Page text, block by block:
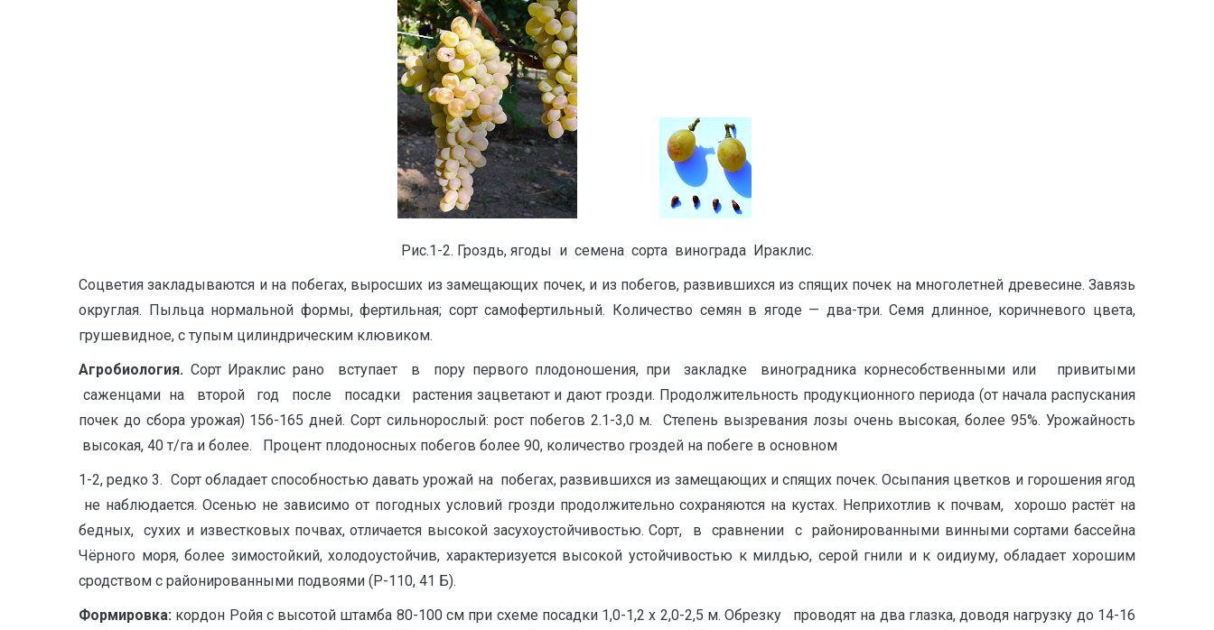
Рис.1-2. Гроздь, ягоды и семена сорта винограда Ираклис.
Соцветия закладываются и на побегах, выросших из замещающих почек, и из побегов, развившихся из спящих почек на многолетней древесине. Завязь
округлая. Пыльца нормальной формы, фертильная; сорт самофертильный. Количество семян в ягоде — два-три. Семя длинное, коричневого цвета,
грушевидное, с тупым цилиндрическим клювиком.
Агробиология. Сорт Ираклис рано вступает в пору первого плодоношения, при закладке виноградника корнесобственными или привитыми
саженцами на второй год после посадки растения зацветают и дают грозди. Продолжительность продукционного периода (от начала распускания
почек до сбора урожая) 156-165 дней. Сорт сильнорослый: рост побегов 2.1-3,0 м. Степень вызревания лозы очень высокая, более 95%. Урожайность
высокая, 40 т/га и более. Процент плодоносных побегов более 90, количество гроздей на побеге в основном
1-2, редко 3. Сорт обладает способностью давать урожай на побегах, развившихся из замещающих и спящих почек. Осыпания цветков и горошения ягод
не наблюдается. Осенью не зависимо от погодных условий грозди продолжительно сохраняются на кустах. Неприхотлив к почвам, хорошо растёт на
бедных, сухих и известковых почвах, отличается высокой засухоустойчивостью. Сорт, в сравнении с районированными винными сортами бассейна
Чёрного моря, более зимостойкий, холодоустойчив, характеризуется высокой устойчивостью к милдью, серой гнили и к оидиуму, обладает хорошим
сродством с районированными подвоями (Р-110, 41 Б).
Формировка: кордон Ройя с высотой штамба 80-100 см при схеме посадки 1,0-1,2 х 2,0-2,5 м. Обрезку проводят на два глазка, доводя нагрузку до 14-16